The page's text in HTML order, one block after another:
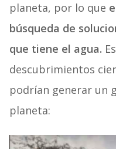
planeta, por lo que
búsqueda de
que tiene el agua.
descubrimientos
podrían generar un
planeta: